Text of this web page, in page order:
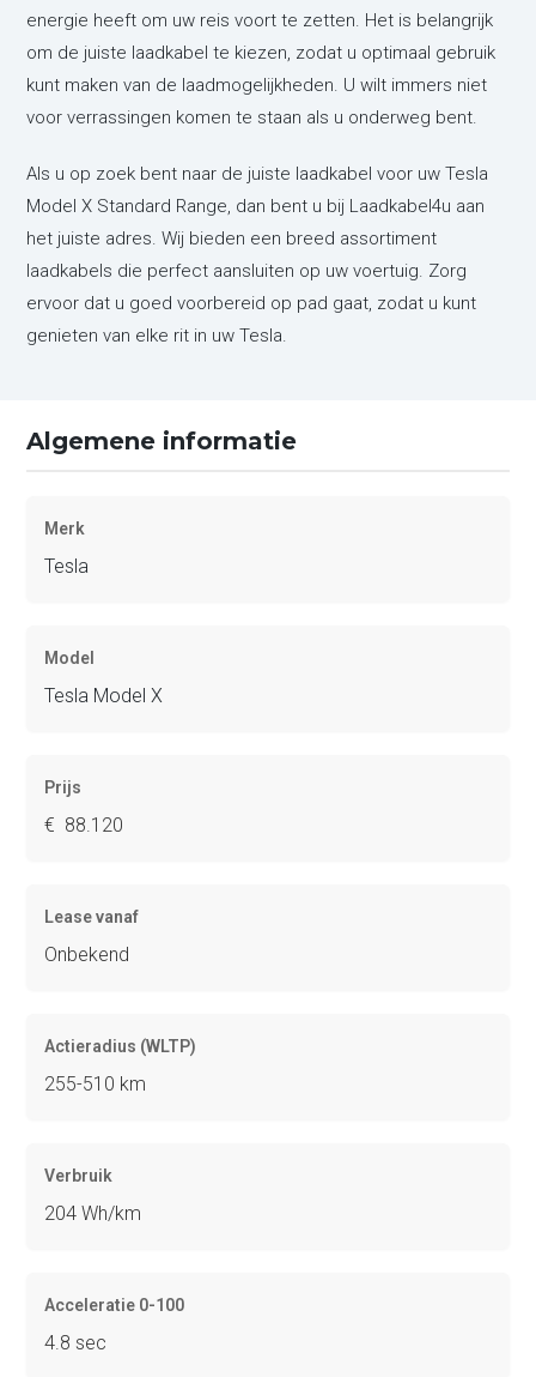
energie heeft om uw reis voort te zetten. Het is belangrijk
om de juiste laadkabel te kiezen, zodat u optimaal gebruik
kunt maken van de laadmogelijkheden. U wilt immers niet
voor verrassingen komen te staan als u onderweg bent.
Als u op zoek bent naar de juiste laadkabel voor uw Tesla
Model X Standard Range, dan bent u bij Laadkabel4u aan
het juiste adres. Wij bieden een breed assortiment
laadkabels die perfect aansluiten op uw voertuig. Zorg
ervoor dat u goed voorbereid op pad gaat, zodat u kunt
genieten van elke rit in uw Tesla.
Algemene informatie
Merk
Tesla
Model
Tesla Model X
Prijs
€ 88.120
Lease vanaf
Onbekend
Actieradius (WLTP)
255-510 km
Verbruik
204 Wh/km
Acceleratie 0-100
4.8 sec